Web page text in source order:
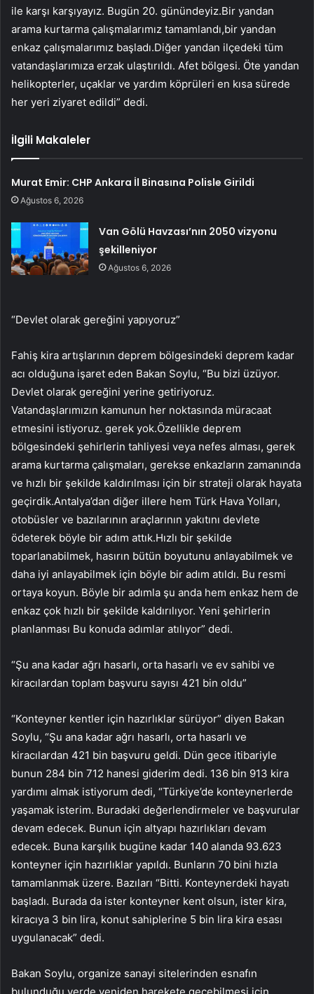
ile karşı karşıyayız. Bugün 20. günündeyiz.Bir yandan
arama kurtarma çalışmalarımız tamamlandı,bir yandan
enkaz çalışmalarımız başladı.Diğer yandan ilçedeki tüm
vatandaşlarımıza erzak ulaştırıldı. Afet bölgesi. Öte yandan
helikopterler, uçaklar ve yardım köprüleri en kısa sürede
her yeri ziyaret edildi” dedi.
İlgili Makaleler
Murat Emir: CHP Ankara İl Binasına Polisle Girildi
Ağustos 6, 2026
Van Gölü Havzası’nın 2050 vizyonu
şekilleniyor
Ağustos 6, 2026
“Devlet olarak gereğini yapıyoruz”
Fahiş kira artışlarının deprem bölgesindeki deprem kadar
acı olduğuna işaret eden Bakan Soylu, “Bu bizi üzüyor.
Devlet olarak gereğini yerine getiriyoruz.
Vatandaşlarımızın kamunun her noktasında müracaat
etmesini istiyoruz. gerek yok.Özellikle deprem
bölgesindeki şehirlerin tahliyesi veya nefes alması, gerek
arama kurtarma çalışmaları, gerekse enkazların zamanında
ve hızlı bir şekilde kaldırılması için bir strateji olarak hayata
geçirdik.Antalya’dan diğer illere hem Türk Hava Yolları,
otobüsler ve bazılarının araçlarının yakıtını devlete
ödeterek böyle bir adım attık.Hızlı bir şekilde
toparlanabilmek, hasırın bütün boyutunu anlayabilmek ve
daha iyi anlayabilmek için böyle bir adım atıldı. Bu resmi
ortaya koyun. Böyle bir adımla şu anda hem enkaz hem de
enkaz çok hızlı bir şekilde kaldırılıyor. Yeni şehirlerin
planlanması Bu konuda adımlar atılıyor” dedi.
“Şu ana kadar ağrı hasarlı, orta hasarlı ve ev sahibi ve
kiracılardan toplam başvuru sayısı 421 bin oldu”
“Konteyner kentler için hazırlıklar sürüyor” diyen Bakan
Soylu, “Şu ana kadar ağrı hasarlı, orta hasarlı ve
kiracılardan 421 bin başvuru geldi. Dün gece itibariyle
bunun 284 bin 712 hanesi giderim dedi. 136 bin 913 kira
yardımı almak istiyorum dedi, “Türkiye’de konteynerlerde
yaşamak isterim. Buradaki değerlendirmeler ve başvurular
devam edecek. Bunun için altyapı hazırlıkları devam
edecek. Buna karşılık bugüne kadar 140 alanda 93.623
konteyner için hazırlıklar yapıldı. Bunların 70 bini hızla
tamamlanmak üzere. Bazıları “Bitti. Konteynerdeki hayatı
başladı. Burada da ister konteyner kent olsun, ister kira,
kiracıya 3 bin lira, konut sahiplerine 5 bin lira kira esası
uygulanacak” dedi.
Bakan Soylu, organize sanayi sitelerinden esnafın
bulunduğu yerde yeniden harekete geçebilmesi için